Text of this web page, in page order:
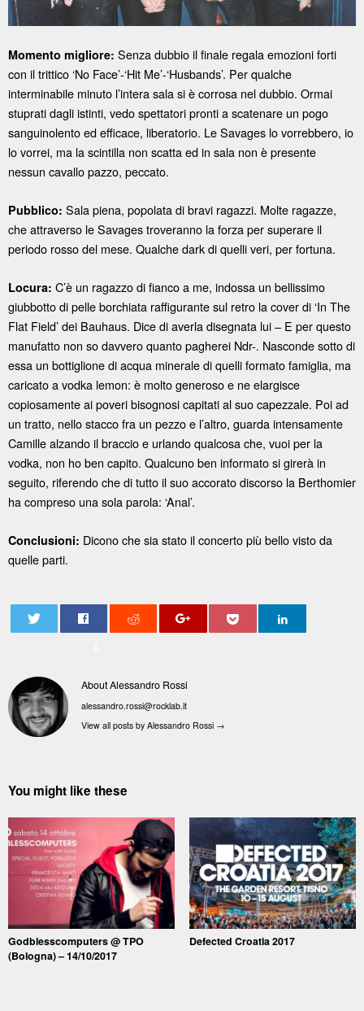
Momento migliore: Senza dubbio il finale regala emozioni forti
con il trittico ‘No Face’-‘Hit Me’-‘Husbands’. Per qualche
interminabile minuto l’intera sala si è corrosa nel dubbio. Ormai
stuprati dagli istinti, vedo spettatori pronti a scatenare un pogo
sanguinolento ed efficace, liberatorio. Le Savages lo vorrebbero, io
lo vorrei, ma la scintilla non scatta ed in sala non è presente
nessun cavallo pazzo, peccato.
Pubblico: Sala piena, popolata di bravi ragazzi. Molte ragazze,
che attraverso le Savages troveranno la forza per superare il
periodo rosso del mese. Qualche dark di quelli veri, per fortuna.
Locura: C’è un ragazzo di fianco a me, indossa un bellissimo
giubbotto di pelle borchiata raffigurante sul retro la cover di ‘In The
Flat Field’ dei Bauhaus. Dice di averla disegnata lui – E per questo
manufatto non so davvero quanto pagherei Ndr-. Nasconde sotto di
essa un bottiglione di acqua minerale di quelli formato famiglia, ma
caricato a vodka lemon: è molto generoso e ne elargisce
copiosamente ai poveri bisognosi capitati al suo capezzale. Poi ad
un tratto, nello stacco fra un pezzo e l’altro, guarda intensamente
Camille alzando il braccio e urlando qualcosa che, vuoi per la
vodka, non ho ben capito. Qualcuno ben informato si girerà in
seguito, riferendo che di tutto il suo accorato discorso la Berthomier
ha compreso una sola parola: ‘Anal’.
Conclusioni: Dicono che sia stato il concerto più bello visto da
quelle parti.
About Alessandro Rossi
alessandro.rossi@rocklab.it
View all posts by Alessandro Rossi →
You might like these
Godblesscomputers @ TPO
(Bologna) – 14/10/2017
Defected Croatia 2017